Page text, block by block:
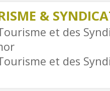
&
et des
et des